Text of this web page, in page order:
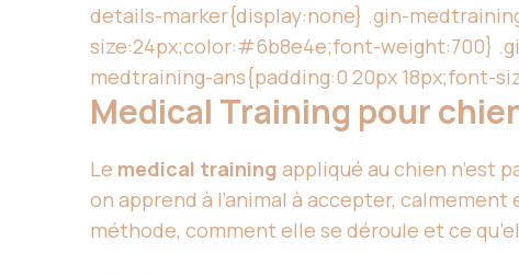
details-marker{display:none} .gin-
size:24px;color:#6b8e4e;font-weight:700}
medtraining-ans{padding:0 20px 18px;font-
Medical Training pour
Le medical training appliqué au chien n’est
on apprend à l’animal à accepter,
méthode, comment elle se déroule et ce